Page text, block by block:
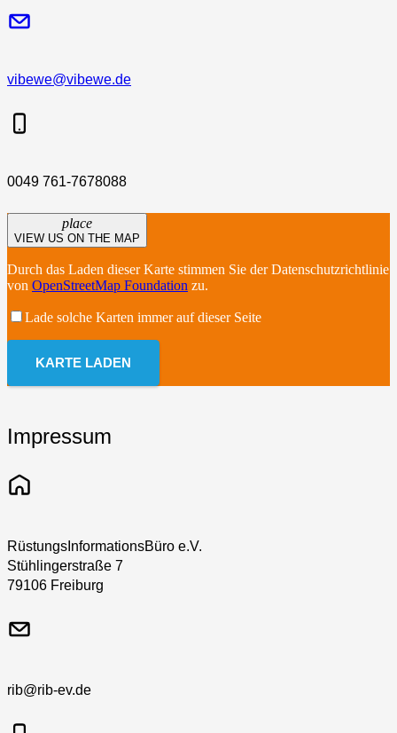
vibewe@vibewe.de
0049 761-7678088
place
VIEW US ON THE MAP
Durch das Laden dieser Karte stimmen Sie der Datenschutzrichtlinie
von OpenStreetMap Foundation zu.
Lade solche Karten immer auf dieser Seite
KARTE LADEN
Impressum
RüstungsInformationsBüro e.V.
Stühlingerstraße 7
79106 Freiburg
rib@rib-ev.de